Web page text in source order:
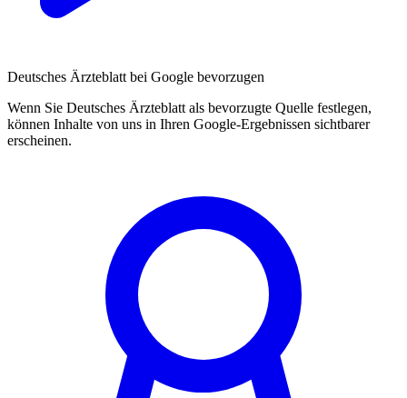
Deutsches Ärzteblatt bei Google bevorzugen
Wenn Sie Deutsches Ärzteblatt als bevorzugte Quelle festlegen,
können Inhalte von uns in Ihren Google-Ergebnissen sichtbarer
erscheinen.